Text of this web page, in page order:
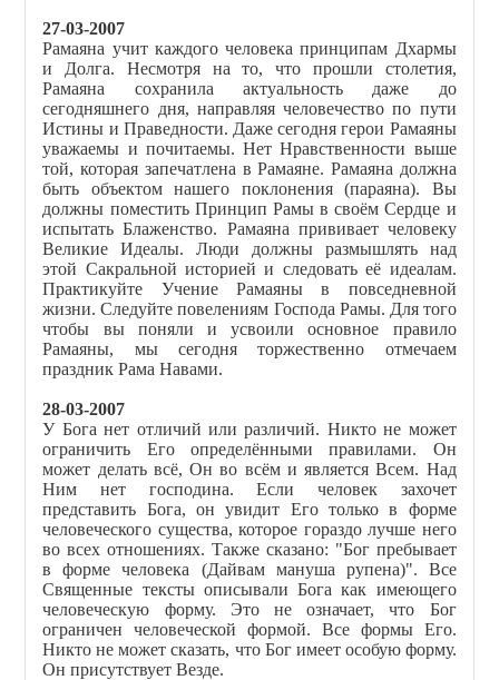
27-03-2007
Рамаяна учит каждого человека принципам Дхармы
и Долга. Несмотря на то, что прошли столетия,
Рамаяна сохранила актуальность даже до
сегодняшнего дня, направляя человечество по пути
Истины и Праведности. Даже сегодня герои Рамаяны
уважаемы и почитаемы. Нет Нравственности выше
той, которая запечатлена в Рамаяне. Рамаяна должна
быть объектом нашего поклонения (параяна). Вы
должны поместить Принцип Рамы в своём Сердце и
испытать Блаженство. Рамаяна прививает человеку
Великие Идеалы. Люди должны размышлять над
этой Сакральной историей и следовать её идеалам.
Практикуйте Учение Рамаяны в повседневной
жизни. Следуйте повелениям Господа Рамы. Для того
чтобы вы поняли и усвоили основное правило
Рамаяны, мы сегодня торжественно отмечаем
праздник Рама Навами.
28-03-2007
У Бога нет отличий или различий. Никто не может
ограничить Его определёнными правилами. Он
может делать всё, Он во всём и является Всем. Над
Ним нет господина. Если человек захочет
представить Бога, он увидит Его только в форме
человеческого существа, которое гораздо лучше него
во всех отношениях. Также сказано: "Бог пребывает
в форме человека
(Дайвам мануша рупена)". Все
Священные тексты описывали Бога как имеющего
человеческую форму. Это не означает, что Бог
ограничен человеческой формой. Все формы Его.
Никто не может сказать, что Бог имеет особую форму.
Он присутствует Везде.